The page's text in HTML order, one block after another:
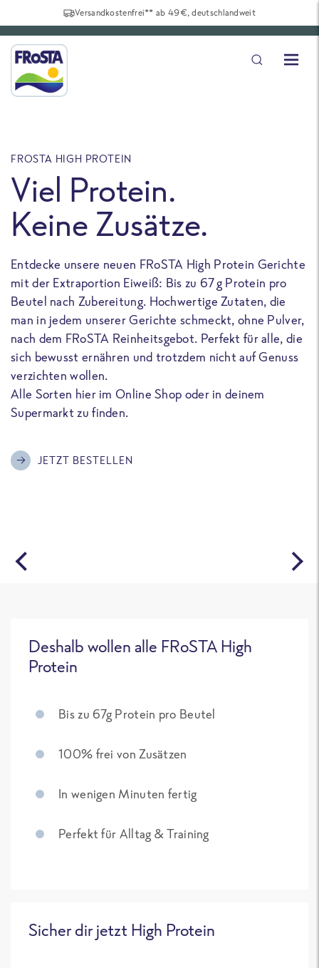
Versandkostenfrei** ab 49€, deutschlandweit
FROSTA HIGH PROTEIN
Viel Protein.
Keine Zusätze.
Entdecke unsere neuen FRoSTA High Protein Gerichte
mit der Extraportion Eiweiß: Bis zu 67 g Protein pro
Beutel nach Zubereitung. Hochwertige Zutaten, die
man in jedem unserer Gerichte schmeckt, ohne Pulver,
nach dem FRoSTA Reinheitsgebot. Perfekt für alle, die
sich bewusst ernähren und trotzdem nicht auf Genuss
verzichten wollen.
Alle Sorten hier im Online Shop oder in deinem
Supermarkt zu finden.
JETZT BESTELLEN
Deshalb wollen alle FRoSTA High
Protein
Bis zu 67g Protein pro Beutel
100% frei von Zusätzen
In wenigen Minuten fertig
Perfekt für Alltag & Training
Sicher dir jetzt High Protein